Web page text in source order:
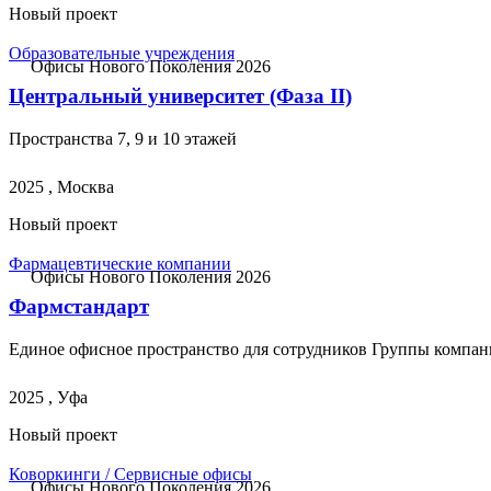
Новый проект
Офисы Нового Поколения 2026
Образовательные учреждения
Центральный университет (Фаза II)
Пространства 7, 9 и 10 этажей
2025 , Москва
Новый проект
Офисы Нового Поколения 2026
Фармацевтические компании
Фармстандарт
Единое офисное пространство для сотрудников Группы
2025 , Уфа
Новый проект
Коворкинги / Сервисные офисы